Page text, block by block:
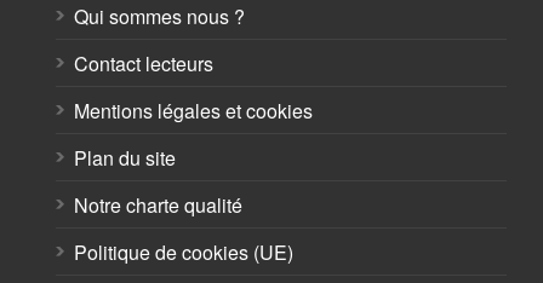
Qui sommes nous ?
Contact lecteurs
Mentions légales et cookies
Plan du site
Notre charte qualité
Politique de cookies (UE)